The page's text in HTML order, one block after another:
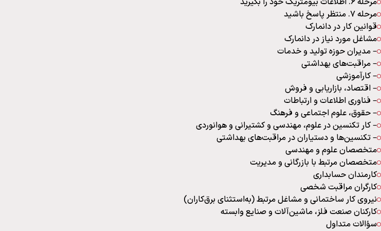
مرحله 7. منتظر پاسخ باشید
قوانین کار در دانمارک
مشاغل مورد نیاز در دانمارک
– مدیران حوزه تولید و خدمات
– مراقبت‌های بهداشتی
– کارآموزشی
– اقتصاد، بازاریابی و فروش
– فناوری اطلاعات و ارتباطات
– حقوق، علوم اجتماعی و فرهنگ
– کار تکنسین در علوم، مهندسی و کشتیرانی و هوانوردی
– تکنسین‌ها و دستیاران در مراقبت‌های بهداشتی
متخصصان علوم و مهندسی
متخصصان مرتبط با بازرگانی و مدیریت
کارمندان حسابداری
کارگران مراقبت شخصی
نیروی کار ساختمانی و مشاغل مرتبط (به‌استثنای برق‌کاران)
کارکنان صنعت فلز، ماشین‌آلات و صنایع وابسته
سؤالات متداول